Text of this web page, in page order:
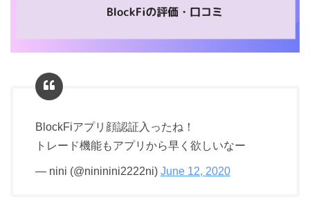
BlockFiアプリ顔認証入ったね！
トレード機能もアプリから早く欲しいなー
— nini (@nininini2222ni) June 12, 2020